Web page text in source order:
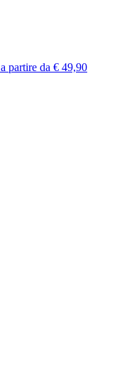
a partire da € 49,90